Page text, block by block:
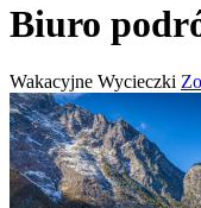
Biuro
Wakacyjne Wycieczki